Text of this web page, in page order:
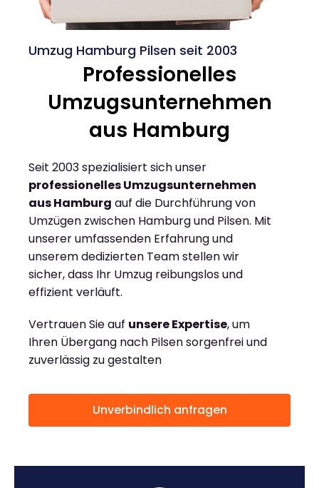
Umzug Hamburg Pilsen seit 2003
Professionelles
Umzugsunternehmen
aus Hamburg
Seit 2003 spezialisiert sich unser
professionelles Umzugsunternehmen
aus Hamburg auf die Durchführung von
Umzügen zwischen Hamburg und Pilsen. Mit
unserer umfassenden Erfahrung und
unserem dedizierten Team stellen wir
sicher, dass Ihr Umzug reibungslos und
effizient verläuft.
Vertrauen Sie auf unsere Expertise, um
Ihren Übergang nach Pilsen sorgenfrei und
zuverlässig zu gestalten
Unverbindlich anfragen